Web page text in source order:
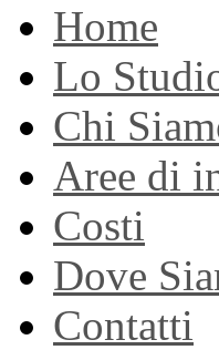
Home
Lo
Chi
Aree di
Costi
Dove
Contatti